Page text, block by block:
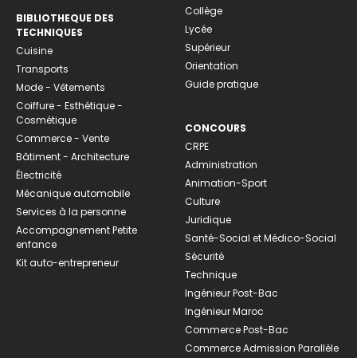
BIBLIOTHEQUE DES
TECHNIQUES
Cuisine
Transports
Mode - Vêtements
Coiffure - Esthétique -
Cosmétique
Commerce - Vente
Bâtiment - Architecture
Électricité
Mécanique automobile
Services à la personne
Accompagnement Petite
enfance
Kit auto-entrepreneur
Collège
Lycée
Supérieur
Orientation
Guide pratique
CONCOURS
CRPE
Administration
Animation-Sport
Culture
Juridique
Santé-Social et Médico-Social
Sécurité
Technique
Ingénieur Post-Bac
Ingénieur Maroc
Commerce Post-Bac
Commerce Admission Parallèle